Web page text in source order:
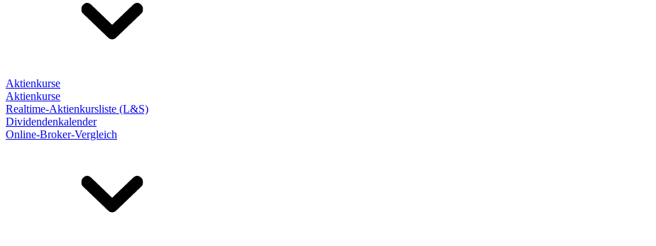
Aktienkurse
Aktienkurse
Realtime-Aktienkursliste (L&S)
Dividendenkalender
Online-Broker-Vergleich